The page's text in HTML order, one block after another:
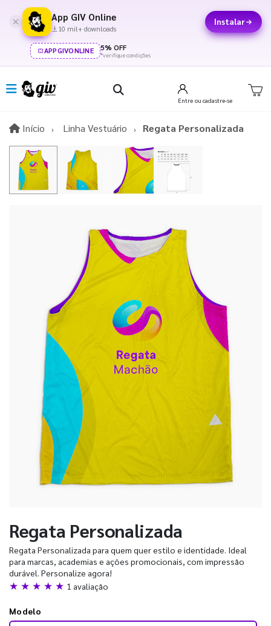
App GIV Online
10 mil+ downloads
Instalar
APPGIVONLINE 5% OFF
*verifique condições
Entre ou cadastre-se
Início InícioLinha Vestuário Regata Personalizada
Regata Personalizada
Regata Personalizada para quem quer estilo e identidade. Ideal
para marcas, academias e ações promocionais, com impressão
durável. Personalize agora!
★ ★ ★ ★ ★ 1 avaliação
Modelo